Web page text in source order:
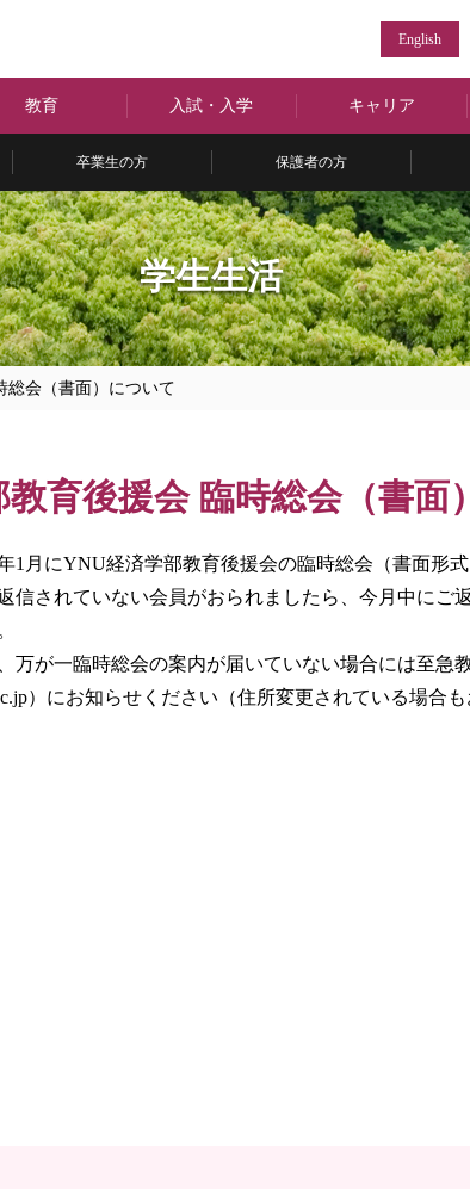
English
教育 入試・入学 キャリア
卒業生の方 保護者の方
学生生活
総会（書面）について
育後援会 臨時総会（書面
1月にYNU経済学部教育後援会の臨時総会（書面形
信されていない会員がおられましたら、今月中にご
万が一臨時総会の案内が届いていない場合には至急
）にお知らせください（住所変更されている場合も